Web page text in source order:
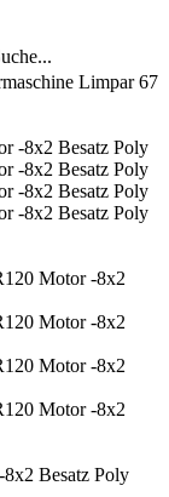
Limpar 67
Besatz Poly